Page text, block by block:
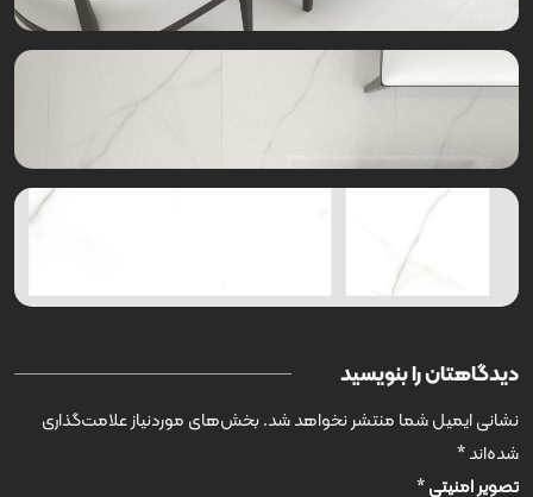
دیدگاهتان را بنویسید
نشانی ایمیل شما منتشر نخواهد شد.بخش‌های موردنیاز علامت‌گذاری
شده‌اند*
تصویر امنیتی*